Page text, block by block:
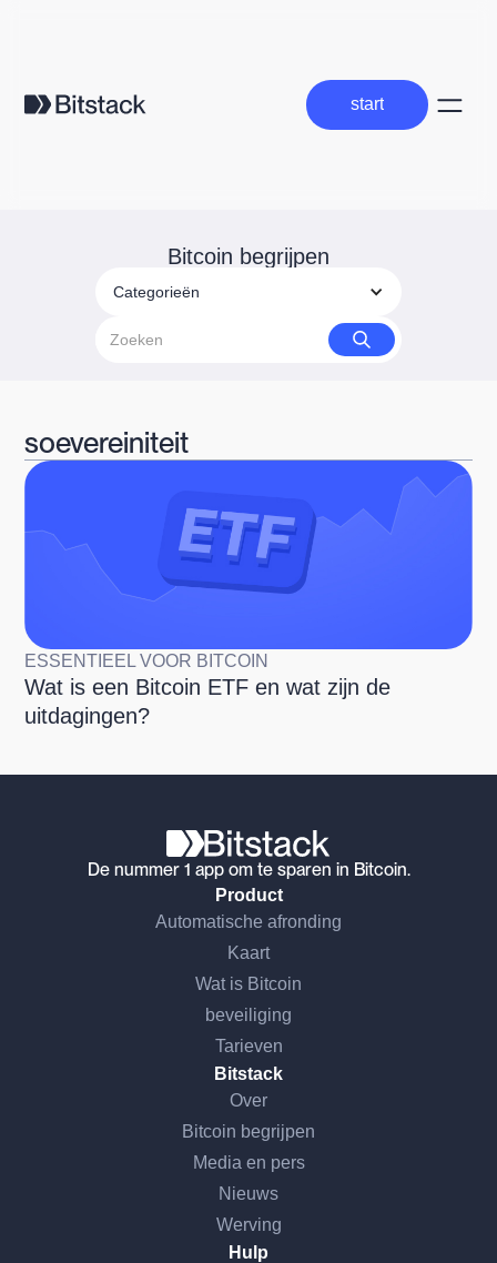
start
start
Bitcoin begrijpen
Categorieën
soevereiniteit
ESSENTIEEL VOOR BITCOIN
Wat is een Bitcoin ETF en wat zijn de
uitdagingen?
De nummer 1 app om te sparen in Bitcoin.
Product
Automatische afronding
Kaart
Wat is Bitcoin
beveiliging
Tarieven
Bitstack
Over
Bitcoin begrijpen
Media en pers
Nieuws
Werving
Hulp